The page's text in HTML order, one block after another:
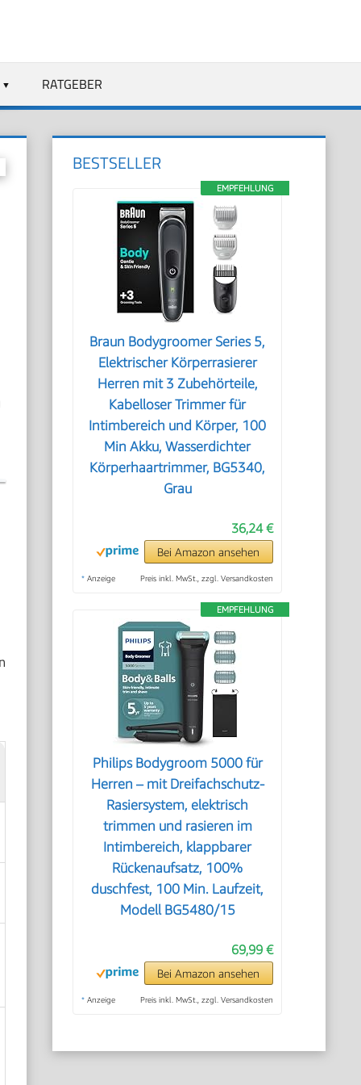
RATGEBER
BESTSELLER
EMPFEHLUNG
Braun Bodygroomer Series 5,
Elektrischer Körperrasierer
Herren mit 3 Zubehörteile,
Kabelloser Trimmer für
Intimbereich und Körper, 100
Min Akku, Wasserdichter
Körperhaartrimmer, BG5340,
Grau
36,24 €
Bei Amazon ansehen
* Anzeige Preis inkl. MwSt., zzgl. Versandkosten
EMPFEHLUNG
Philips Bodygroom 5000 für
Herren – mit Dreifachschutz-
Rasiersystem, elektrisch
trimmen und rasieren im
Intimbereich, klappbarer
Rückenaufsatz, 100%
duschfest, 100 Min. Laufzeit,
Modell BG5480/15
69,99 €
Bei Amazon ansehen
* Anzeige Preis inkl. MwSt., zzgl. Versandkosten